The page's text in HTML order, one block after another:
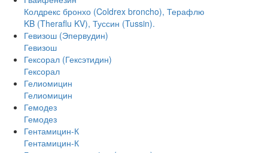
Колдрекс бронхо (Coldrex broncho), Терафлю
KB (Theraflu KV), Туссин (Tussin).
Гевизош (Эпервудин)
Гевизош
Гексорал (Гексэтидин)
Гексорал
Гелиомицин
Гелиомицин
Гемодез
Гемодез
Гентамицин-К
Гентамицин-К